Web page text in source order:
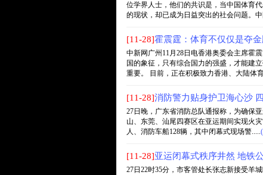
位学界人士，他们的共识是，当中国体育
的现状，却已成为日益突出的社会问题。
[11-28]霍震霆：体育不仅仅是夺
中新网广州11月28日电香港奥委会主席霍
国的象征，只有综合国力的强盛，才能建
重要。 目前，正在积极致力香港、大陆体
[11-28]消防警力贴身护卫海心沙
27日晚，广东省消防总队通报称，为确保
山、东莞、汕尾四赛区在亚运期间实现火
人、消防车船128辆，其中闭幕式现场警.....
[11-28]亚运闭幕式秩序井然 地铁
27日22时35分，市客管处长张志新接受羊